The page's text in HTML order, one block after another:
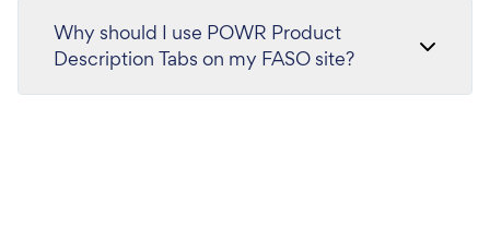
Why should I use POWR Product
Description Tabs on my FASO site?